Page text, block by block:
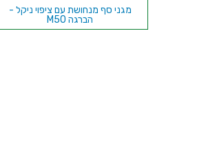
מגני סף מנחושת עם ציפוי ניקל -
הברגה M50